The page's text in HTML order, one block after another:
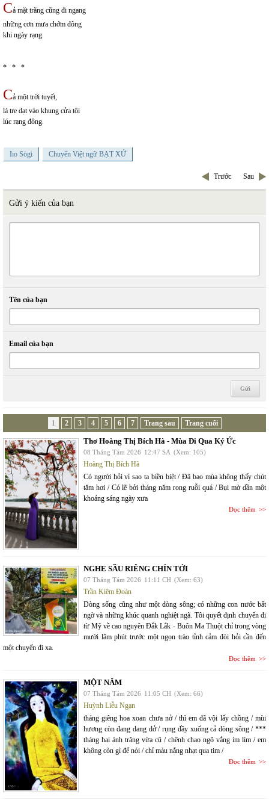
Cả mặt trăng cũng đi ngang
những cơn mưa chớm đông
khi ngày rạng.
* * *
Cả một trời tuyết,
lá tre dạt vào khung cửa tôi
lúc rạng đông.
Iio Sōgi Chuyển Việt ngữ BẠT XỨ
Trước Sau
Gửi ý kiến của bạn
Tên của bạn
Email của bạn
1 2 3 4 5 6 7 Trang sau Trang cuối
Thơ Hoàng Thị Bích Hà - Mùa Đi Qua Ký Ức
08 Tháng Tám 2026 12:47 SA (Xem: 105)
Hoàng Thị Bích Hà
Có người hỏi vì sao ta biền biệt / Đã bao mùa không thấy chút
tăm hơi / Có lẽ bởi tháng năm rong ruỗi quá / Bụi mờ dần một
khoảng sáng ngày xưa
Đọc thêm
NGHE SẦU RIÊNG CHÍN TỚI
07 Tháng Tám 2026 11:11 CH (Xem: 63)
Trần Kiêm Đoàn
Dòng sống cũng như một dòng sông; có những con nước bất
ngờ và những khúc quanh nghiệt ngã. Tôi quyết định chuyến đi
từ Mỹ về cao nguyên Đắk Lắk - Buôn Ma Thuột chỉ trong vòng
mười lăm phút trước một ngọn trào tỉnh cảm đòi hỏi cần đến
một chuyến đi xa.
Đọc thêm
MỘT NĂM
07 Tháng Tám 2026 11:05 CH (Xem: 66)
Huỳnh Liễu Ngạn
tháng giêng hoa xoan chưa nở / thì em đã vội lấy chồng / mùi
hương còn đang dang dở / rụng đầy xuống cả dòng sông / ***
tháng hai ánh trăng vừa cũ / chênh chao ngõ vắng im lìm / em
không còn gì để nói / chỉ màu nắng nhạt qua tim /
Đọc thêm